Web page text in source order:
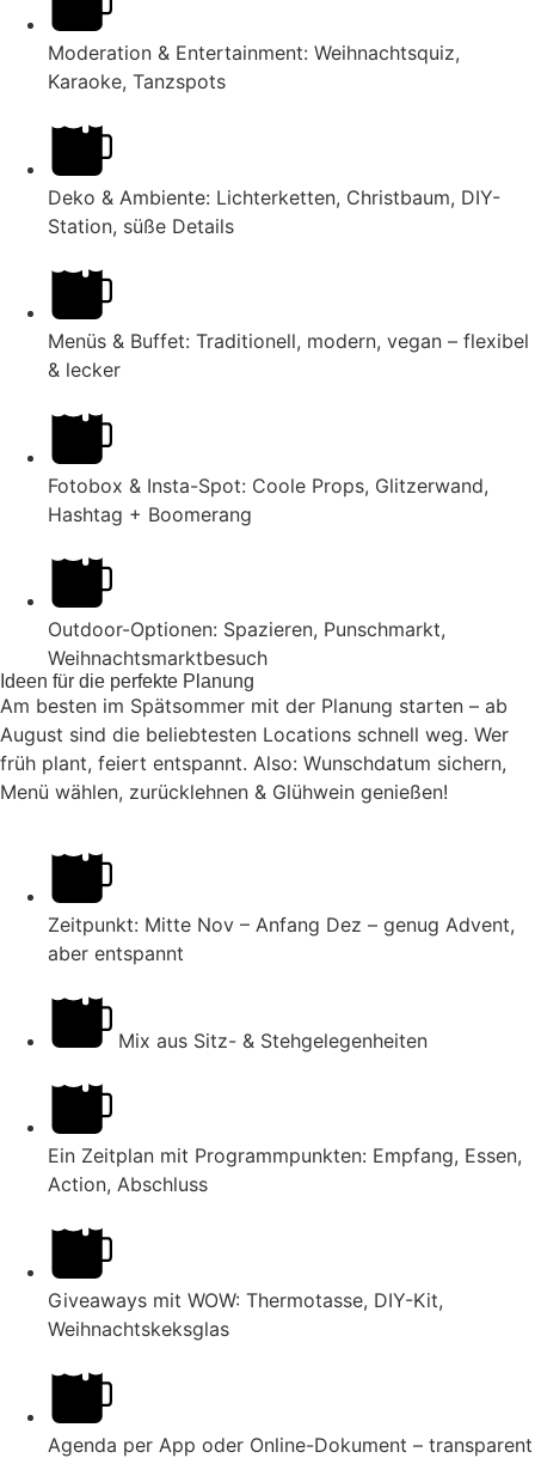
Moderation & Entertainment: Weihnachtsquiz,
Karaoke, Tanzspots
Deko & Ambiente: Lichterketten, Christbaum, DIY-
Station, süße Details
Menüs & Buffet: Traditionell, modern, vegan – flexibel
& lecker
Fotobox & Insta-Spot: Coole Props, Glitzerwand,
Hashtag + Boomerang
Outdoor-Optionen: Spazieren, Punschmarkt,
Weihnachtsmarktbesuch
Ideen für die perfekte Planung
Am besten im Spätsommer mit der Planung starten – ab
August sind die beliebtesten Locations schnell weg. Wer
früh plant, feiert entspannt. Also: Wunschdatum sichern,
Menü wählen, zurücklehnen & Glühwein genießen!
Zeitpunkt: Mitte Nov – Anfang Dez – genug Advent,
aber entspannt
Mix aus Sitz- & Stehgelegenheiten
Ein Zeitplan mit Programmpunkten: Empfang, Essen,
Action, Abschluss
Giveaways mit WOW: Thermotasse, DIY-Kit,
Weihnachtskeksglas
Agenda per App oder Online-Dokument – transparent